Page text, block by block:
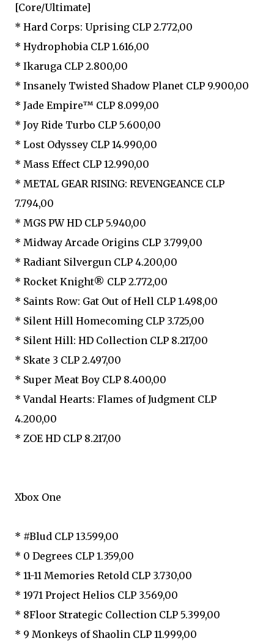
[Core/Ultimate]
* Hard Corps: Uprising CLP 2.772,00
* Hydrophobia CLP 1.616,00
* Ikaruga CLP 2.800,00
* Insanely Twisted Shadow Planet CLP 9.900,00
* Jade Empire™ CLP 8.099,00
* Joy Ride Turbo CLP 5.600,00
* Lost Odyssey CLP 14.990,00
* Mass Effect CLP 12.990,00
* METAL GEAR RISING: REVENGEANCE CLP
7.794,00
* MGS PW HD CLP 5.940,00
* Midway Arcade Origins CLP 3.799,00
* Radiant Silvergun CLP 4.200,00
* Rocket Knight® CLP 2.772,00
* Saints Row: Gat Out of Hell CLP 1.498,00
* Silent Hill Homecoming CLP 3.725,00
* Silent Hill: HD Collection CLP 8.217,00
* Skate 3 CLP 2.497,00
* Super Meat Boy CLP 8.400,00
* Vandal Hearts: Flames of Judgment CLP
4.200,00
* ZOE HD CLP 8.217,00
Xbox One
* #Blud CLP 13.599,00
* 0 Degrees CLP 1.359,00
* 11-11 Memories Retold CLP 3.730,00
* 1971 Project Helios CLP 3.569,00
* 8Floor Strategic Collection CLP 5.399,00
* 9 Monkeys of Shaolin CLP 11.999,00